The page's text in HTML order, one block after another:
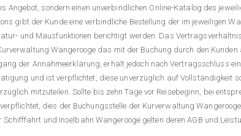
Angebot, sondern einen unverbindlichen Online-Katalog des
gibt der Kunde eine verbindliche Bestellung der im jeweiligen
und Mausfunktionen berichtigt werden. Das
Wangerooge das mit der Buchung durch den
der Annahmeerklärung, erhält jedoch nach Vertragsschluss
und ist verpflichtet, diese unverzüglich auf Vollständigkeit
mitzuteilen. Sollte bis zehn Tage vor Reisebeginn, bei
dies der Buchungsstelle der Kurverwaltung
und Inselbahn Wangerooge gelten deren AGB und